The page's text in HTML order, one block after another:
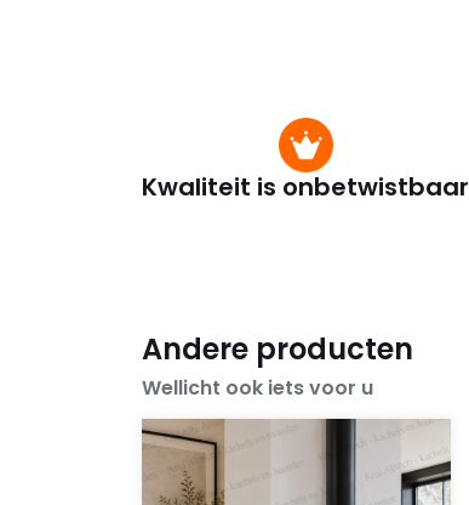
Kwaliteit is onbetwistbaar
Andere producten
Wellicht ook iets voor u